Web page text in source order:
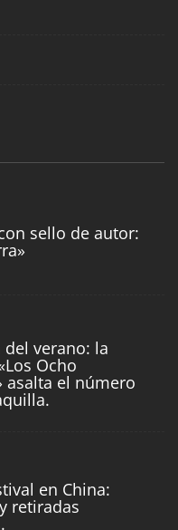
sello de autor:
del verano: la
Ocho
asalta el número
en China:
retiradas